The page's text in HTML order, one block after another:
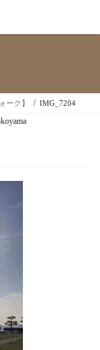
ーク】 IMG_7204